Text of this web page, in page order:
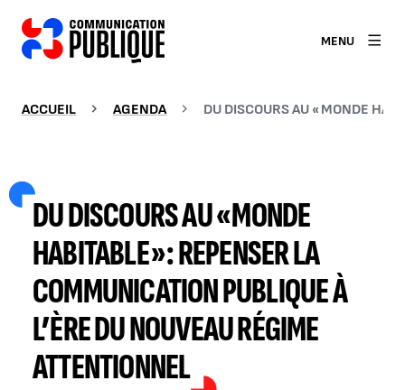
MENU
ACCUEIL AGENDA DU DISCOURS AU « MONDE
DU DISCOURS AU « MONDE
HABITABLE » : REPENSER LA
COMMUNICATION PUBLIQUE À
L’ÈRE DU NOUVEAU RÉGIME
ATTENTIONNEL